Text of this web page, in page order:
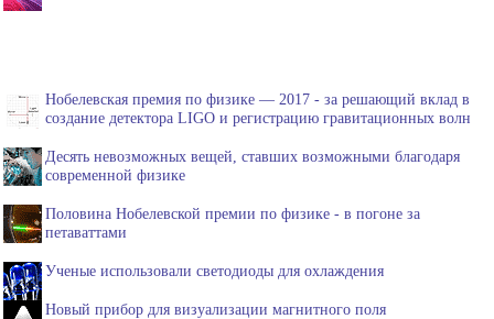
Нобелевская премия по физике — 2017 - за решающий вклад в
создание детектора LIGO и регистрацию гравитационных волн
Десять невозможных вещей, ставших возможными благодаря
современной физике
Половина Нобелевской премии по физике - в погоне за
петаваттами
Ученые использовали светодиоды для охлаждения
Новый прибор для визуализации магнитного поля